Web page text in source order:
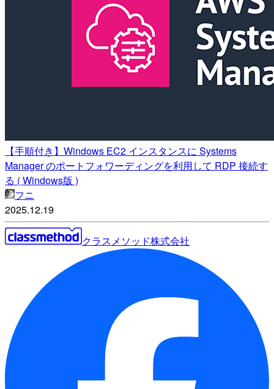
【手順付き】Windows EC2 インスタンスに Systems
Manager のポートフォワーディングを利用して RDP 接続す
る ( Windows版 )
フニ
2025.12.19
クラスメソッド株式会社